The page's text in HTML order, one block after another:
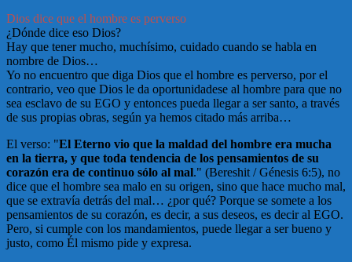
Dios dice que el hombre es perverso
¿Dónde dice eso Dios?
Hay que tener mucho, muchísimo, cuidado cuando se habla en
nombre de Dios…
Yo no encuentro que diga Dios que el hombre es perverso, por el
contrario, veo que Dios le da oportunidadese al hombre para que no
sea esclavo de su EGO y entonces pueda llegar a ser santo, a través
de sus propias obras, según ya hemos citado más arriba…
El verso: "El Eterno vio que la maldad del hombre era mucha
en la tierra, y que toda tendencia de los pensamientos de su
corazón era de continuo sólo al mal." (Bereshit / Génesis 6:5), no
dice que el hombre sea malo en su origen, sino que hace mucho mal,
que se extravía detrás del mal… ¿por qué? Porque se somete a los
pensamientos de su corazón, es decir, a sus deseos, es decir al EGO.
Pero, si cumple con los mandamientos, puede llegar a ser bueno y
justo, como Él mismo pide y expresa.